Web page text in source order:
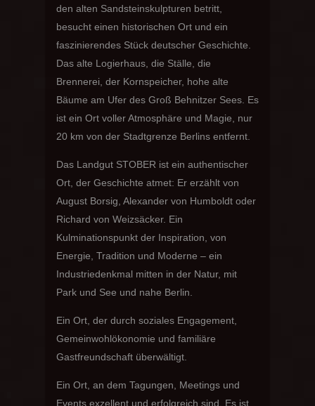
den alten Sandsteinskulpturen betritt,
besucht einen historischen Ort und ein
faszinierendes Stück deutscher Geschichte.
Das alte Logierhaus, die Ställe, die
Brennerei, der Kornspeicher, hohe alte
Bäume am Ufer des Groß Behnitzer Sees. Es
ist ein Ort voller Atmosphäre und Magie, nur
20 km von der Stadtgrenze Berlins entfernt.
Das Landgut STOBER ist ein authentischer
Ort, der Geschichte atmet: Er erzählt von
August Borsig, Alexander von Humboldt oder
Richard von Weizsäcker. Ein
Kulminationspunkt der Inspiration, von
Energie, Tradition und Moderne – ein
Industriedenkmal mitten in der Natur, mit
Park und See und nahe Berlin.
Ein Ort, der durch soziales Engagement,
Gemeinwohlökonomie und familiäre
Gastfreundschaft überwältigt.
Ein Ort, an dem Tagungen, Meetings und
Events exzellent und erfolgreich sind. Es ist